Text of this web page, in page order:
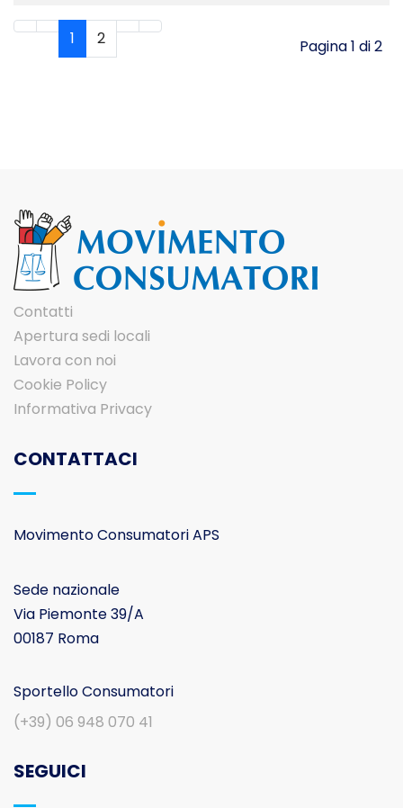
Pagina 1 di 2
1 2
Contatti
Apertura sedi locali
Lavora con noi
Cookie Policy
Informativa Privacy
CONTATTACI
Movimento Consumatori APS
Sede nazionale
Via Piemonte 39/A
00187 Roma
Sportello Consumatori
(+39) 06 948 070 41
SEGUICI